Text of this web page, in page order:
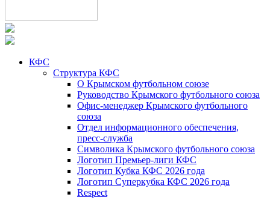
КФС
Структура КФС
О Крымском футбольном союзе
Руководство Крымского футбольного союза
Офис-менеджер Крымского футбольного
союза
Отдел информационного обеспечения,
пресс-служба
Символика Крымского футбольного союза
Логотип Премьер-лиги КФС
Логотип Кубка КФС 2026 года
Логотип Суперкубка КФС 2026 года
Respect